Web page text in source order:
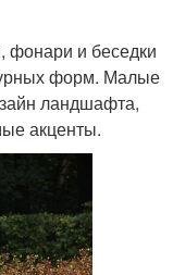
фонари и беседки
форм. Малые
ландшафта,
акценты.